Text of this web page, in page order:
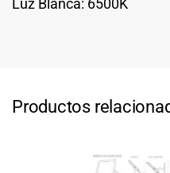
Luz Blanca: 6500K
Productos